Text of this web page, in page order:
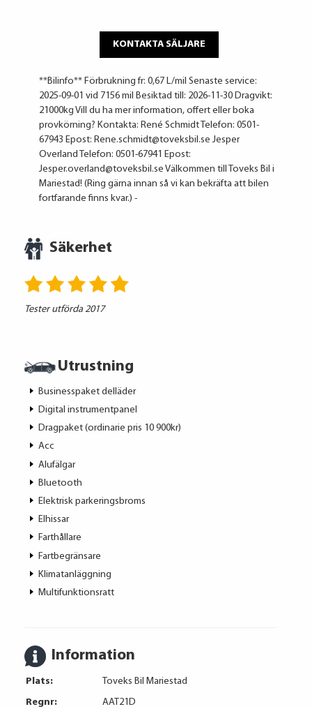
KONTAKTA SÄLJARE
**Bilinfo** Förbrukning fr: 0,67 L/mil Senaste service:
2025-09-01 vid 7156 mil Besiktad till: 2026-11-30 Dragvikt:
21000kg Vill du ha mer information, offert eller boka
provkörning? Kontakta: René Schmidt Telefon: 0501-
67943 Epost: Rene.schmidt@toveksbil.se Jesper
Overland Telefon: 0501-67941 Epost:
Jesper.overland@toveksbil.se Välkommen till Toveks Bil i
Mariestad! (Ring gärna innan så vi kan bekräfta att bilen
fortfarande finns kvar.) -
Utrustning
Businesspaket delläder
Digital instrumentpanel
Dragpaket (ordinarie pris 10 900kr)
Acc
Alufälgar
Bluetooth
Elektrisk parkeringsbroms
Elhissar
Farthållare
Fartbegränsare
Klimatanläggning
Multifunktionsratt
Säkerhet
Tester utförda 2017
Information
Plats:
Toveks Bil Mariestad
Regnr:
AAT21D